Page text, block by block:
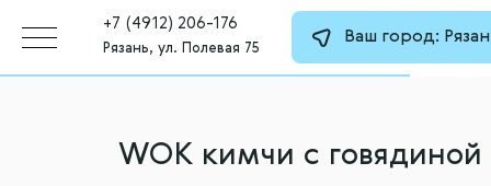
+7 (4912) 206-176
Рязань, ул. Полевая 75
Ваш город:
WOK кимчи с говядиной